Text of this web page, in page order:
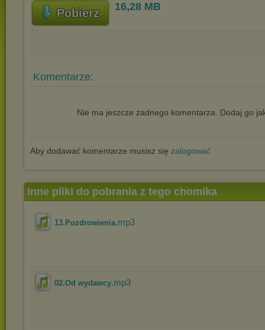
Pobierz 16,28 MB
Komentarze:
Nie ma jeszcze żadnego komentarza. Dodaj go
Aby dodawać komentarze musisz się zalogować
Inne pliki do pobrania z tego chomika
13.Pozdrowienia.mp3
02.Od wydawcy.mp3